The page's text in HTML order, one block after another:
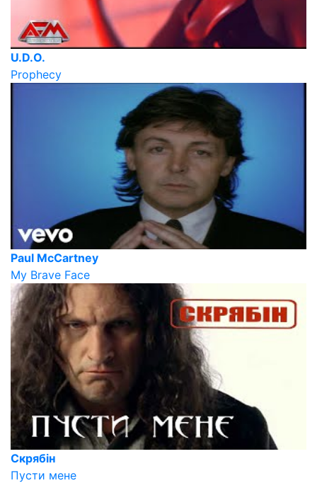
U.D.O.
Prophecy
Paul McCartney
My Brave Face
Скрябін
Пусти мене